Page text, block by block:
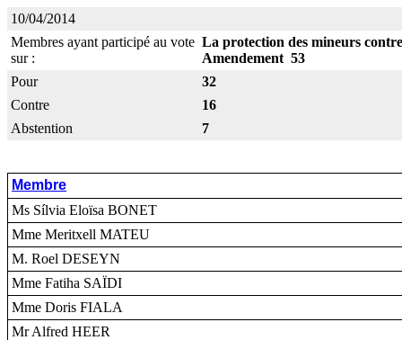
10/04/2014
Membres ayant participé au vote
sur :
La protection des mineurs
Amendement 53
Pour
32
Contre
16
Abstention
7
Membre
Ms Sílvia Eloïsa BONET
Mme Meritxell MATEU
M. Roel DESEYN
Mme Fatiha SAÏDI
Mme Doris FIALA
Mr Alfred HEER